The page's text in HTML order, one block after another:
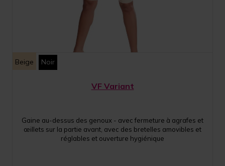
Beige Noir
VF Variant
Gaine au-dessus des genoux - avec fermeture à agrafes et
œillets sur la partie avant, avec des bretelles amovibles et
réglables et ouverture hygiénique